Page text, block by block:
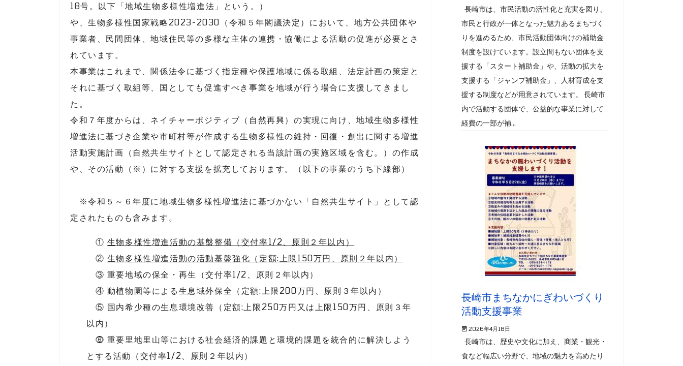
18号。以下「地域生物多様性増進法」という。）
や、生物多様性国家戦略2023-2030（令和５年閣議決定）において、地方公共団体や
事業者、民間団体、地域住民等の多様な主体の連携・協働による活動の促進が必要とさ
れています。
本事業はこれまで、関係法令に基づく指定種や保護地域に係る取組、法定計画の策定と
それに基づく取組等、国としても促進すべき事業を地域が行う場合に支援してきまし
た。
令和７年度からは、ネイチャーポジティブ（自然再興）の実現に向け、地域生物多様性
増進法に基づき企業や市町村等が作成する生物多様性の維持・回復・創出に関する増進
活動実施計画（自然共生サイトとして認定される当該計画の実施区域を含む。）の作成
や、その活動（※）に対する支援を拡充しております。（以下の事業のうち下線部）
※令和５～６年度に地域生物多様性増進法に基づかない「自然共生サイト」として認
定されたものも含みます。
① 生物多様性増進活動の基盤整備（交付率1/2、原則２年以内）
② 生物多様性増進活動の活動基盤強化（定額:上限150万円、原則２年以内）
③ 重要地域の保全・再生（交付率1/2、原則２年以内）
④ 動植物園等による生息域外保全（定額:上限200万円、原則３年以内）
⑤ 国内希少種の生息環境改善（定額:上限250万円又は上限150万円、原則３年
以内）
⓺ 重要里地里山等における社会経済的課題と環境的課題を統合的に解決しよう
とする活動（交付率1/2、原則２年以内）
長崎市は、市民活動の活性化と充実を図り、
市民と行政が一体となった魅力あるまちづく
りを進めるため、市民活動団体向けの補助金
制度を設けています。設立間もない団体を支
援する「スタート補助金」や、活動の拡大を
支援する「ジャンプ補助金」、人材育成を支
援する制度などが用意されています。 長崎市
内で活動する団体で、公益的な事業に対して
経費の一部が補...
長崎市まちなかにぎわいづくり
活動支援事業
2026年4月18日
長崎市は、歴史や文化に加え、商業・観光・
食など幅広い分野で、地域の魅力を高めたり